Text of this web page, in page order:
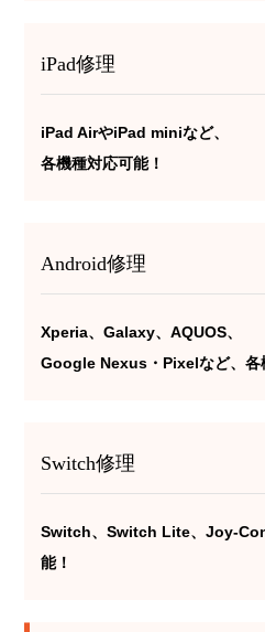
iPad修理
iPad AirやiPad miniなど、
各機種対応可能！
Android修理
Xperia、Galaxy、AQUOS、
Google Nexus・Pixelなど、各
Switch修理
Switch、Switch Lite、Joy-
能！